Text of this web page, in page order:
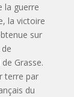
la guerre
la victoire
sur
Grasse.
terre par
du